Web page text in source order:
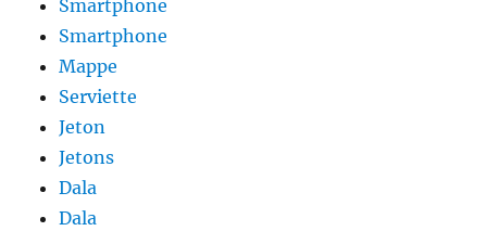
Smartphone
Smartphone
Mappe
Serviette
Jeton
Jetons
Dala
Dala